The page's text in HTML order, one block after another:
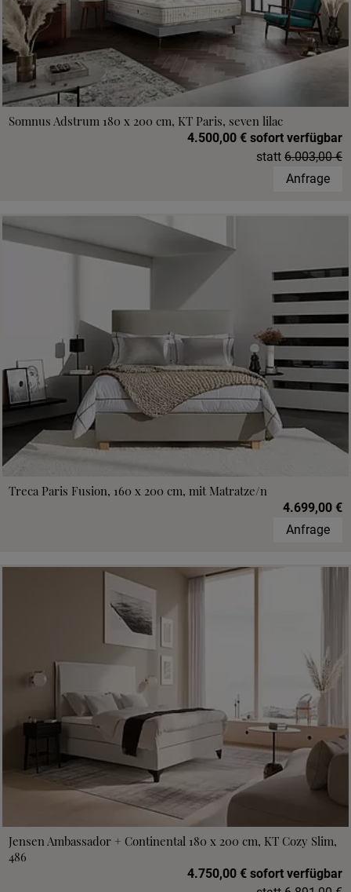
Somnus Adstrum 180 x 200 cm, KT Paris, seven lilac
4.500,00 € sofort verfügbar
statt 6.003,00 €
Anfrage
Treca Paris Fusion, 160 x 200 cm, mit Matratze/n
4.699,00 €
Anfrage
Jensen Ambassador + Continental 180 x 200 cm, KT Cozy Slim,
486
4.750,00 € sofort verfügbar